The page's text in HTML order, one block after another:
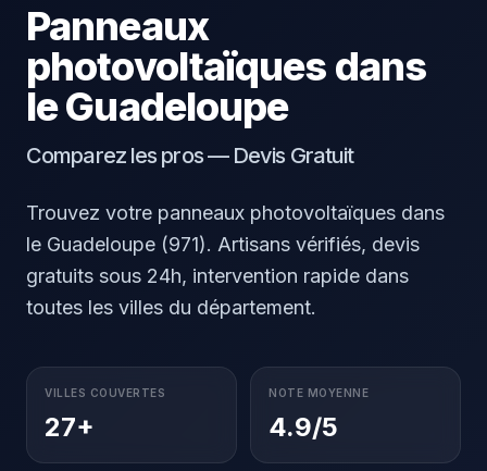
Panneaux
photovoltaïques dans
le Guadeloupe
Comparez les pros — Devis Gratuit
Trouvez votre panneaux photovoltaïques dans
le Guadeloupe (971). Artisans vérifiés, devis
gratuits sous 24h, intervention rapide dans
toutes les villes du département.
VILLES COUVERTES
27+
NOTE MOYENNE
4.9/5